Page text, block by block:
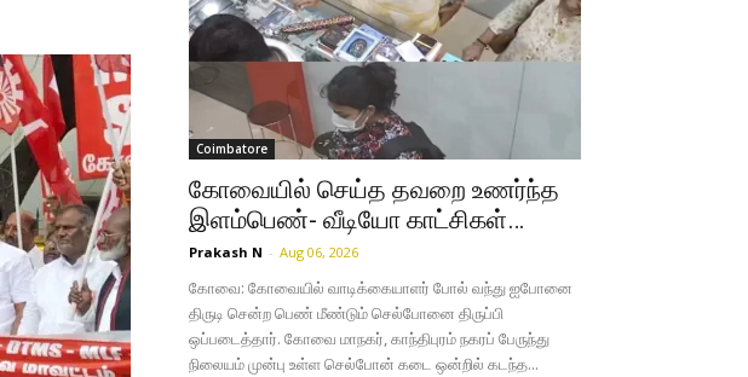
Coimbatore
கோவையில் செய்த தவறை உணர்ந்த
இளம்பெண்- வீடியோ காட்சிகள்…
Prakash N - Aug 06, 2026
கோவை: கோவையில் வாடிக்கையாளர் போல் வந்து ஐபோனை
திருடி சென்ற பெண் மீண்டும் செல்போனை திருப்பி
ஒப்படைத்தார். கோவை மாநகர், காந்திபுரம் நகரப் பேருந்து
நிலையம் முன்பு உள்ள செல்போன் கடை ஒன்றில் கடந்த...